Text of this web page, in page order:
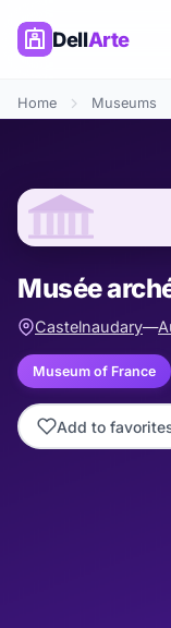
DellArte
Home Museums
Musée
Castelnaudary—
Museum of France
Add to